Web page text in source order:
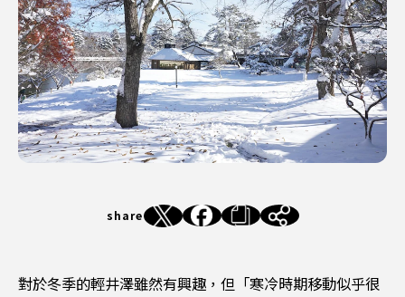
share
對於冬季的輕井澤雖然有興趣，但「寒冷時期移動似乎很